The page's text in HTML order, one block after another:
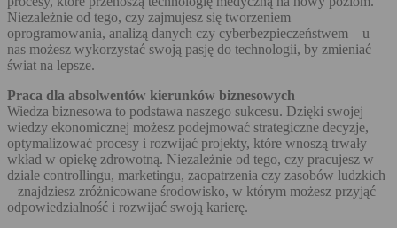
Niezależnie od tego, czy zajmujesz się tworzeniem
oprogramowania, analizą danych czy cyberbezpieczeństwem – u
nas możesz wykorzystać swoją pasję do technologii, by zmieniać
świat na lepsze.
Praca dla absolwentów kierunków biznesowych
Wiedza biznesowa to podstawa naszego sukcesu. Dzięki swojej
wiedzy ekonomicznej możesz podejmować strategiczne decyzje,
optymalizować procesy i rozwijać projekty, które wnoszą trwały
wkład w opiekę zdrowotną. Niezależnie od tego, czy pracujesz w
dziale controllingu, marketingu, zaopatrzenia czy zasobów ludzkich
– znajdziesz zróżnicowane środowisko, w którym możesz przyjąć
odpowiedzialność i rozwijać swoją karierę.